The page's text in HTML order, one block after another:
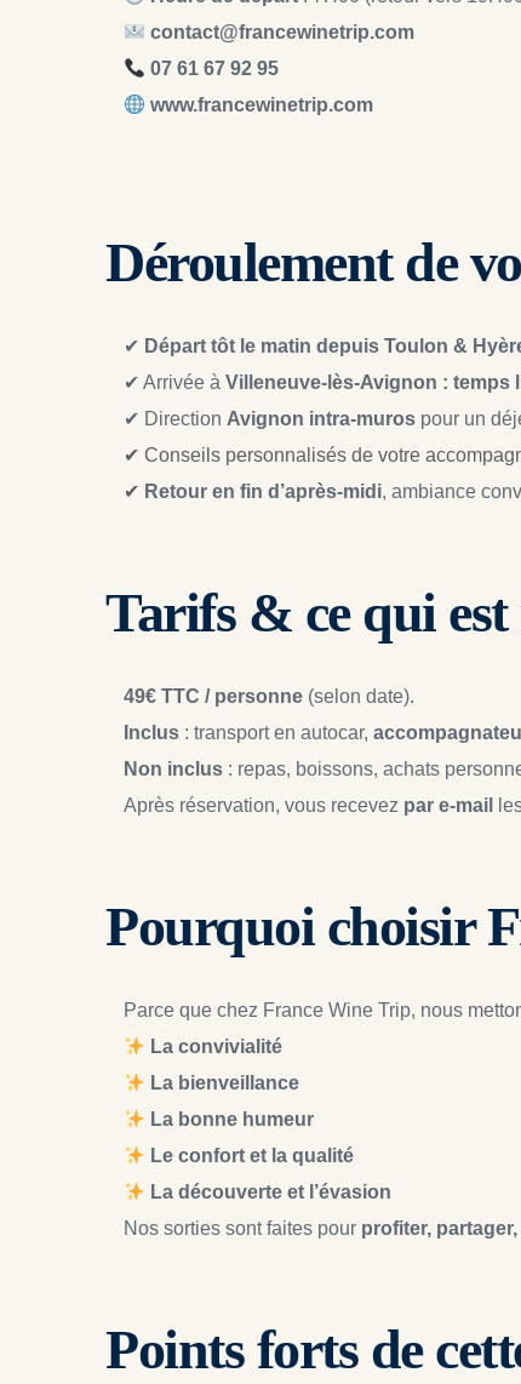
contact@francewinetrip.com
07 61 67 92 95
www.francewinetrip.com
Déroulement de
✔ Départ tôt le matin depuis Toulon &
✔ Arrivée à Villeneuve-lès-Avignon : temps
✔ Direction Avignon intra-muros pour un
✔ Conseils personnalisés de votre
✔ Retour en fin d’après-midi, ambiance
Tarifs & ce qui
49€ TTC / personne (selon date).
Inclus : transport en autocar,
Non inclus : repas, boissons, achats
Après réservation, vous recevez par e-mail
Pourquoi choisir
Parce que chez France Wine Trip, nous
La convivialité
La bienveillance
La bonne humeur
Le confort et la qualité
La découverte et l’évasion
Nos sorties sont faites pour profiter,
Points forts de